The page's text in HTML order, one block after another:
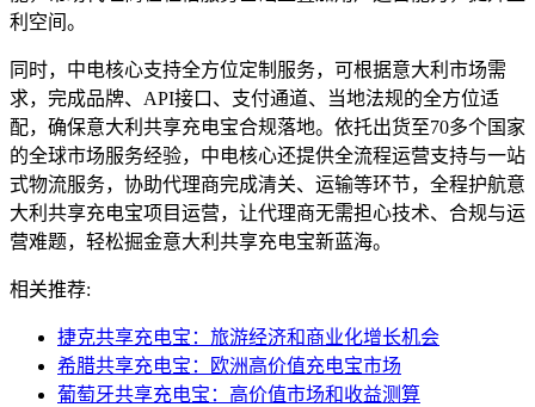
利空间。
同时，中电核心支持全方位定制服务，可根据意大利市场需
求，完成品牌、API接口、支付通道、当地法规的全方位适
配，确保意大利共享充电宝合规落地。依托出货至70多个国家
的全球市场服务经验，中电核心还提供全流程运营支持与一站
式物流服务，协助代理商完成清关、运输等环节，全程护航意
大利共享充电宝项目运营，让代理商无需担心技术、合规与运
营难题，轻松掘金意大利共享充电宝新蓝海。
相关推荐:
捷克共享充电宝：旅游经济和商业化增长机会
希腊共享充电宝：欧洲高价值充电宝市场
葡萄牙共享充电宝：高价值市场和收益测算